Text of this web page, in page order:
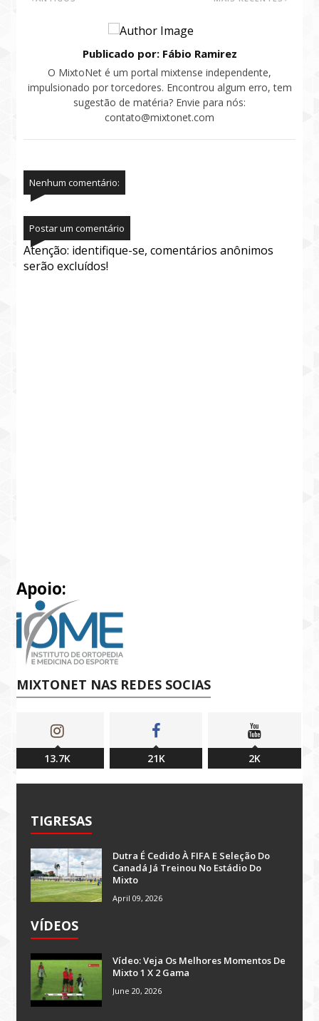
Publicado por: Fábio Ramirez
O MixtoNet é um portal mixtense independente,
impulsionado por torcedores. Encontrou algum erro, tem
sugestão de matéria? Envie para nós:
contato@mixtonet.com
Nenhum comentário:
Postar um comentário
Atenção: identifique-se, comentários anônimos
serão excluídos!
Apoio:
MIXTONET NAS REDES SOCIAS
13.7K 21K 2K
TIGRESAS
Dutra É Cedido À FIFA E Seleção Do
Canadá Já Treinou No Estádio Do
Mixto
April 09, 2026
VÍDEOS
Vídeo: Veja Os Melhores Momentos De
Mixto 1 X 2 Gama
June 20, 2026